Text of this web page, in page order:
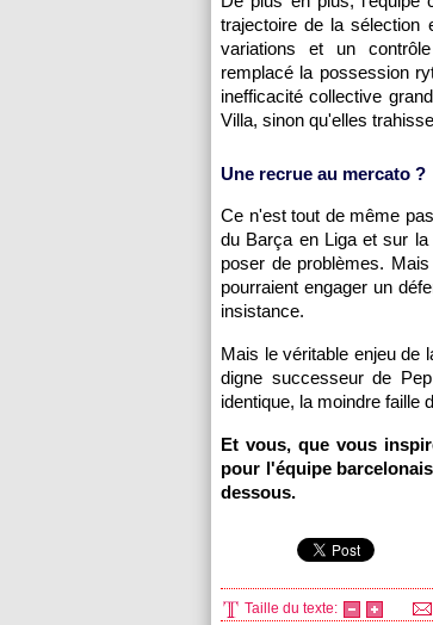
trajectoire de la sélection
variations et un
remplacé la possession
inefficacité collective
Villa, sinon qu'elles
Une recrue au mercato ?
Ce n'est tout de même
du Barça en Liga et sur la
poser de problèmes.
pourraient engager un
insistance.
Mais le véritable enjeu de
digne successeur de
identique, la moindre faille
Et vous, que vous
pour l'équipe
dessous.
Taille du texte: